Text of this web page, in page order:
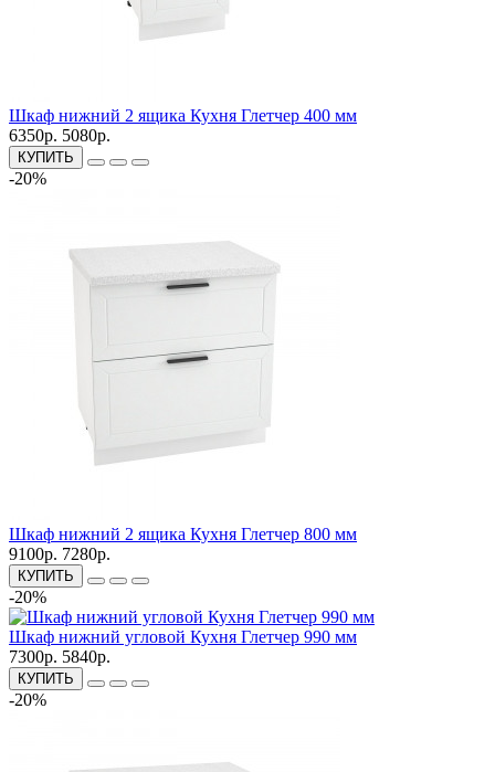
Шкаф нижний 2 ящика Кухня Глетчер 400 мм
6350р. 5080р.
КУПИТЬ
-20%
Шкаф нижний 2 ящика Кухня Глетчер 800 мм
9100р. 7280р.
КУПИТЬ
-20%
Шкаф нижний угловой Кухня Глетчер 990 мм
7300р. 5840р.
КУПИТЬ
-20%